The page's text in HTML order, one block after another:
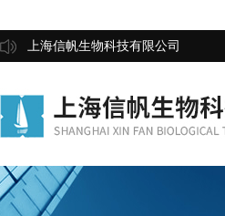
上海信帆生物科技有限公司